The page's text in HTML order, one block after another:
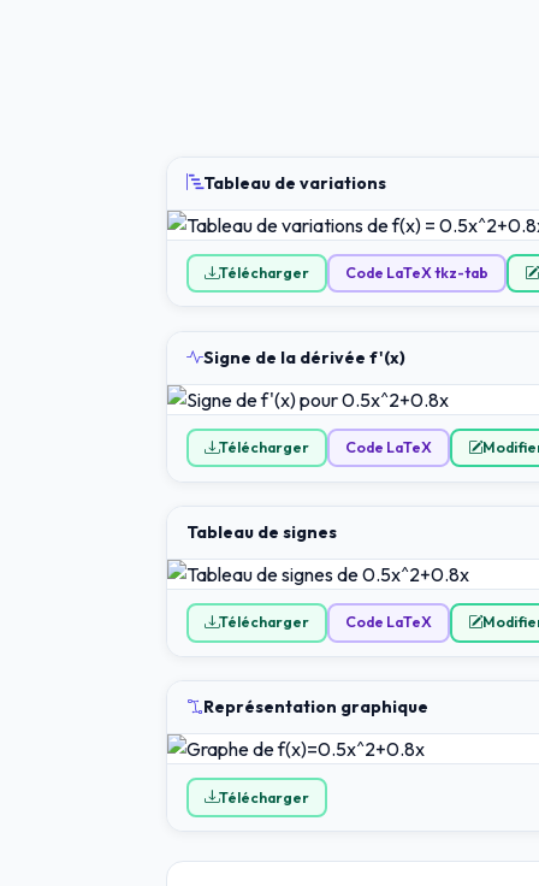
Tableau de variations
Télécharger Code LaTeX tkz-tab
Signe de la dérivée f'(x)
Télécharger Code LaTeX
Tableau de signes
Télécharger Code LaTeX
Représentation graphique
Télécharger